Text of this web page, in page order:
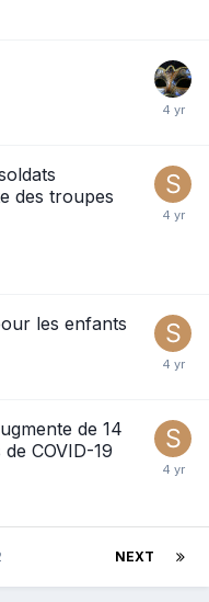
des troupes
les enfants
de 14
COVID-19
NEXT